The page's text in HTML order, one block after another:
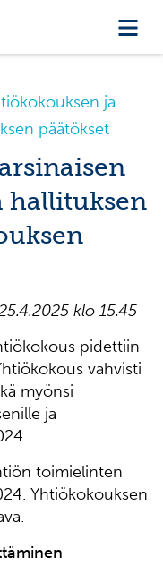
ja
päätökset
hallituksen
klo 15.45
pidettiin
vahvisti
myönsi
ja
toimielinten
Yhtiökokouksen